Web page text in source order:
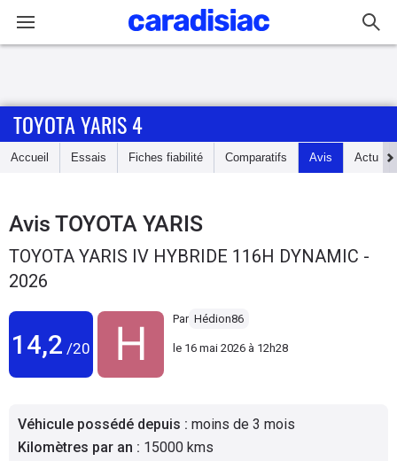
Accueil
Essais
Guide
d'achat
Utilitaires
Flottes
Auto
TOYOTA YARIS 4
Accueil Essais Fiches fiabilité Comparatifs Avis Actu
Avis TOYOTA YARIS
TOYOTA YARIS IV HYBRIDE 116H DYNAMIC -
2026
14,2 /20
Par Hédion86
le 16 mai 2026 à 12h28
Véhicule possédé depuis : moins de 3 mois
Kilomètres par an : 15000 kms